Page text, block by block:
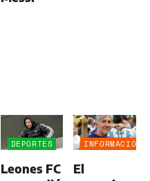
DEPORTES
Leones FC
INFORMACIÓN
El